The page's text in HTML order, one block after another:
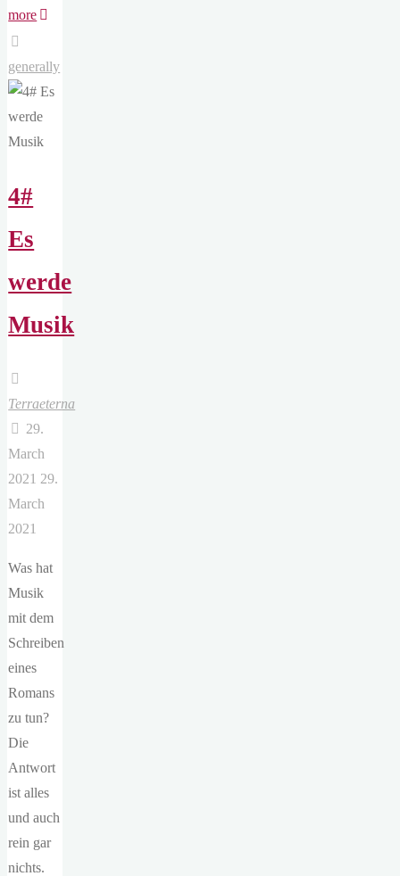
more
will
be
generally
4#
Es
werde
Musik
Terraeterna
29.
March
2021 29.
March
2021
Was hat
Musik
mit dem
Schreiben
eines
Romans
zu tun?
Die
Antwort
ist alles
und auch
rein gar
nichts.